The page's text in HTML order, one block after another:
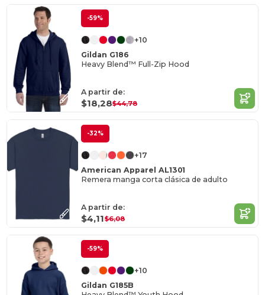
-59%
+10
Gildan G186
Heavy Blend™ Full-Zip Hood
A partir de:
$18,28$44,78
-32%
+17
American Apparel AL1301
Remera manga corta clásica de adulto
A partir de:
$4,11$6,08
-59%
+10
Gildan G185B